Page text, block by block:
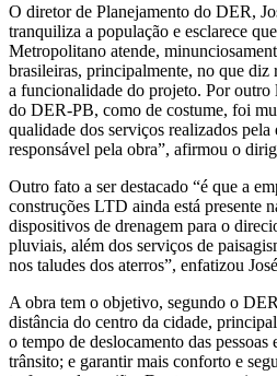
O diretor de Planejamento do DER,
tranquiliza a população e esclarece
Metropolitano atende,
brasileiras, principalmente, no que diz
a funcionalidade do projeto. Por outro
do DER-PB, como de costume, foi
qualidade dos serviços realizados pela
responsável pela obra”, afirmou o
Outro fato a ser destacado “é que a
construções LTD ainda está presente
dispositivos de drenagem para o
pluviais, além dos serviços de
nos taludes dos aterros”, enfatizou
A obra tem o objetivo, segundo o
distância do centro da cidade,
o tempo de deslocamento das pessoas
trânsito; e garantir mais conforto e